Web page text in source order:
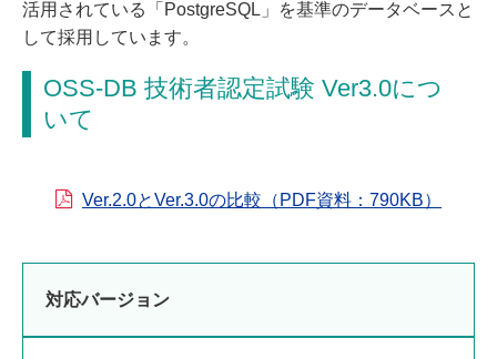
活用されている「PostgreSQL」を基準のデータベースと
して採用しています。
OSS-DB 技術者認定試験 Ver3.0につ
いて
Ver.2.0とVer.3.0の比較（PDF資料：790KB）
対応バージョン